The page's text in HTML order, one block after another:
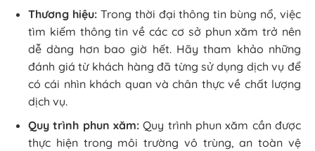
Thương hiệu:Trong thời đại thông tin bùng nổ, việc
tìm kiếm thông tin về các cơ sở phun xăm trở nên
dễ dàng hơn bao giờ hết. Hãy tham khảo những
đánh giá từ khách hàng đã từng sử dụng dịch vụ để
có cái nhìn khách quan và chân thực về chất lượng
dịch vụ.
Quy trình phun xăm: Quy trình phun xăm cần được
thực hiện trong môi trường vô trùng, an toàn vệ